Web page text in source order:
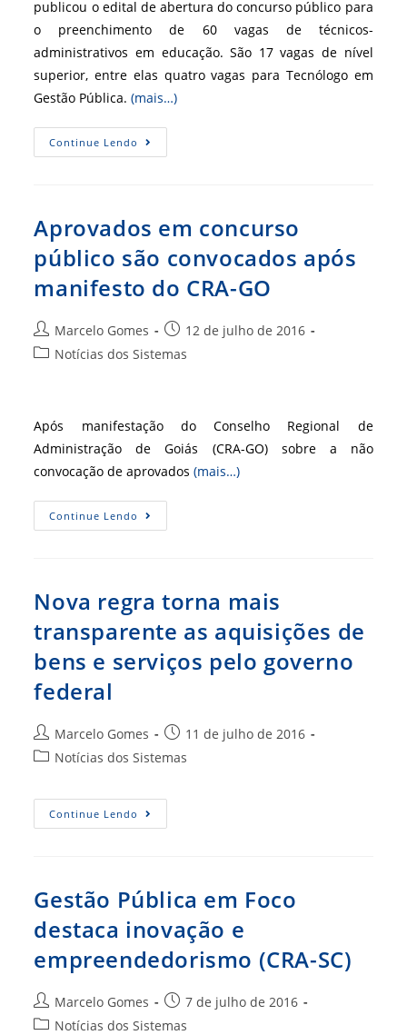
publicou o edital de abertura do concurso público para
o preenchimento de 60 vagas de técnicos-
administrativos em educação. São 17 vagas de nível
superior, entre elas quatro vagas para Tecnólogo em
Gestão Pública.(mais…)
Continue Lendo Concurso
No
Em
Pública
(CRA-
MS)
Aprovados em concurso
público são convocados após
manifesto do CRA-GO
Autor
do
Marcelo Gomes
Post
publicado:
12 de julho de 2016
Categoria
Notícias dos Sistemas
Após manifestação do Conselho Regional de
Administração de Goiás (CRA-GO) sobre a não
convocação de aprovados(mais…)
Continue Lendo Aprovados
Em
Após
Manifesto
CRA-
GO
Nova regra torna mais
transparente as aquisições de
bens e serviços pelo governo
federal
Autor
do
Marcelo Gomes
Post
publicado:
11 de julho de 2016
Categoria
post:
Notícias dos Sistemas
Continue Lendo Nova
Regra
Aquisições
De
E
Serviços
Pelo
Governo
Gestão Pública em Foco
destaca inovação e
empreendedorismo (CRA-SC)
Autor
do
Marcelo Gomes
Post
publicado:
7 de julho de 2016
Categoria
Notícias dos Sistemas